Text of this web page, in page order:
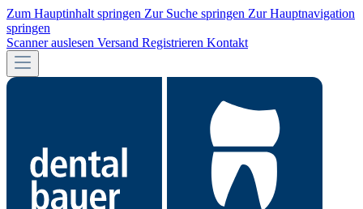
Zum Hauptinhalt springen Zur Suche springen Zur Hauptnavigation
springen
Scanner auslesen Versand Registrieren Kontakt